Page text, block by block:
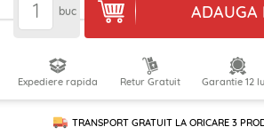
buc ADAUGA
Expediere rapida Retur Gratuit Garantie 12
TRANSPORT GRATUIT LA ORICARE 3